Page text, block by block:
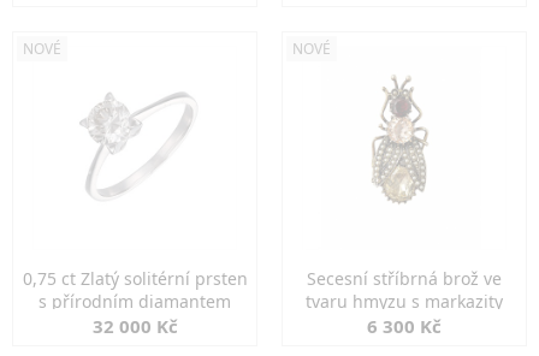
NOVÉ
0,75 ct Zlatý solitérní prsten
s přírodním diamantem
32 000 Kč
NOVÉ
Secesní stříbrná brož ve
tvaru hmyzu s markazity
6 300 Kč